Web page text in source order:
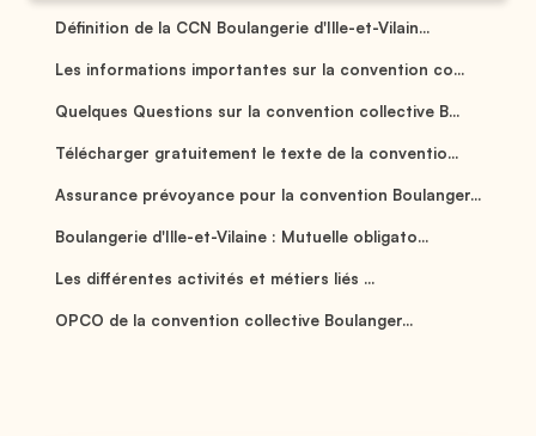
Définition de la CCN Boulangerie d'Ille-et-Vilain...
Les informations importantes sur la convention co...
Quelques Questions sur la convention collective B...
Télécharger gratuitement le texte de la conventio...
Assurance prévoyance pour la convention Boulanger...
Boulangerie d'Ille-et-Vilaine : Mutuelle obligato...
Les différentes activités et métiers liés ...
OPCO de la convention collective Boulanger...